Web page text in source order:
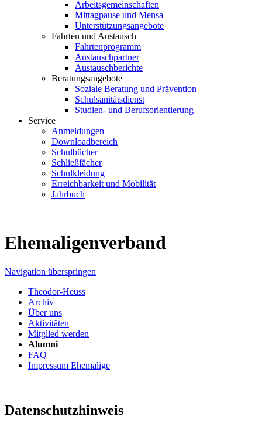
Arbeitsgemeinschaften
Mittagpause und Mensa
Unterstützungsangebote
Fahrten und Austausch
Fahrtenprogramm
Austauschpartner
Austauschberichte
Beratungsangebote
Soziale Beratung und Prävention
Schulsanitätsdienst
Studien- und Berufsorientierung
Service
Anmeldungen
Downloadbereich
Schulbücher
Schließfächer
Schulkleidung
Erreichbarkeit und Mobilität
Jahrbuch
Ehemaligenverband
Navigation überspringen
Theodor-Heuss
Archiv
Über uns
Aktivitäten
Mitglied werden
Alumni
FAQ
Impressum Ehemalige
Datenschutzhinweis